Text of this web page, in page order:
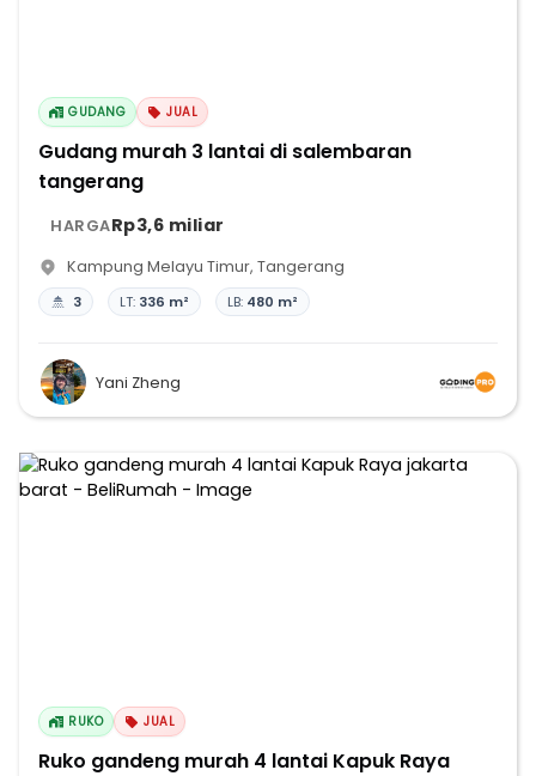
GUDANG JUAL
Gudang murah 3 lantai di salembaran
tangerang
HARGARp3,6 miliar
Kampung Melayu Timur, Tangerang
3 LT: 336 m² LB: 480 m²
Yani Zheng
RUKO JUAL
Ruko gandeng murah 4 lantai Kapuk Raya